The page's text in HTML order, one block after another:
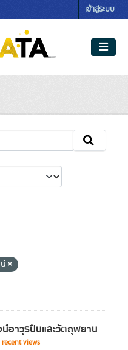
เข้าสู่ระบบ
อาวุธปืนและวัตถุพยาน
views